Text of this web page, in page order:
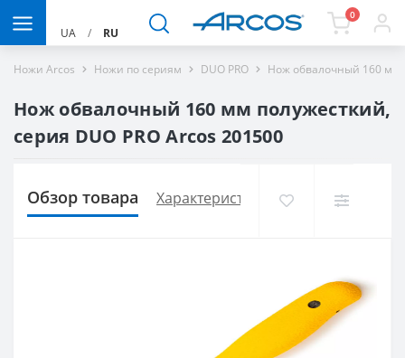
UA / RU
0
Ножи Arcos Ножи по сериям DUO PRO Нож обвалочный 160 мм
Нож обвалочный 160 мм полужесткий,
серия DUO PRO Arcos 201500
Обзор товара Характеристики Доставка и